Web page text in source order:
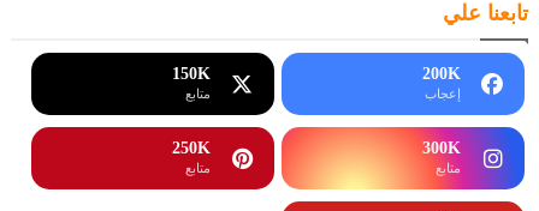
تابعنا علي
200K
إعجاب
150K
متابع
300K
متابع
250K
متابع